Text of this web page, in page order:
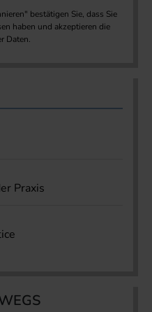
bestätigen Sie, dass Sie
haben und akzeptieren die
Daten.
Praxis